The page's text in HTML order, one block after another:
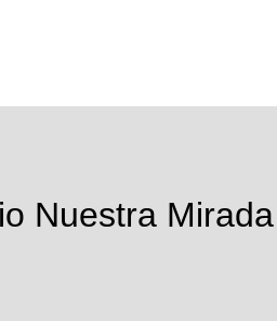
Nuestra Mirada